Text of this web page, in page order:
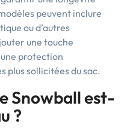
peuvent inclure
ou d’autres
une touche
protection
plus sollicitées du sac.
Snowball est-
?